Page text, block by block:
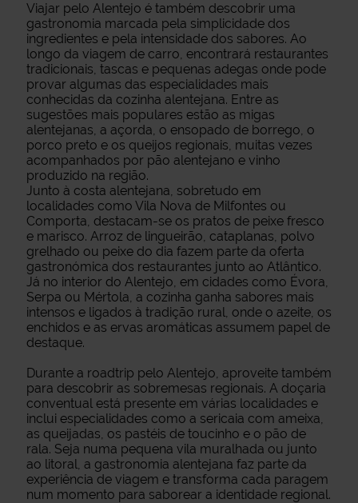
Viajar pelo Alentejo é também descobrir uma
gastronomia marcada pela simplicidade dos
ingredientes e pela intensidade dos sabores. Ao
longo da viagem de carro, encontrará restaurantes
tradicionais, tascas e pequenas adegas onde pode
provar algumas das especialidades mais
conhecidas da cozinha alentejana. Entre as
sugestões mais populares estão as migas
alentejanas, a açorda, o ensopado de borrego, o
porco preto e os queijos regionais, muitas vezes
acompanhados por pão alentejano e vinho
produzido na região.
Junto à costa alentejana, sobretudo em
localidades como Vila Nova de Milfontes ou
Comporta, destacam-se os pratos de peixe fresco
e marisco. Arroz de lingueirão, cataplanas, polvo
grelhado ou peixe do dia fazem parte da oferta
gastronómica dos restaurantes junto ao Atlântico.
Já no interior do Alentejo, em cidades como Évora,
Serpa ou Mértola, a cozinha ganha sabores mais
intensos e ligados à tradição rural, onde o azeite, os
enchidos e as ervas aromáticas assumem papel de
destaque.
Durante a roadtrip pelo Alentejo, aproveite também
para descobrir as sobremesas regionais. A doçaria
conventual está presente em várias localidades e
inclui especialidades como a sericaia com ameixa,
as queijadas, os pastéis de toucinho e o pão de
rala. Seja numa pequena vila muralhada ou junto
ao litoral, a gastronomia alentejana faz parte da
experiência de viagem e transforma cada paragem
num momento para saborear a identidade regional.